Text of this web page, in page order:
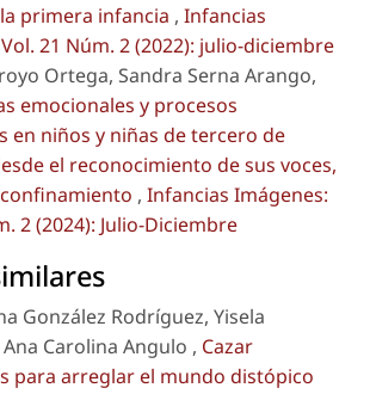
primera infancia , Infancias
21 Núm. 2 (2022): julio-diciembre
Ortega, Sandra Serna Arango,
emocionales y procesos
en niños y niñas de tercero de
el reconocimiento de sus voces,
, Infancias Imágenes:
2 (2024): Julio-Diciembre
González Rodríguez, Yisela
Carolina Angulo , Cazar
para arreglar el mundo distópico